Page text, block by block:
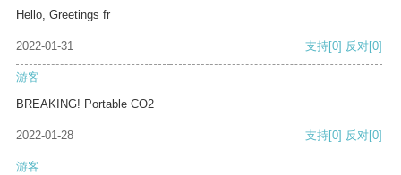
Hello, Greetings fr
2022-01-31 支持[0] 反对[0]
游客
BREAKING! Portable CO2
2022-01-28 支持[0] 反对[0]
游客